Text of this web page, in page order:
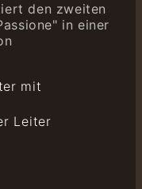
den zweiten
in einer
mit
Leiter